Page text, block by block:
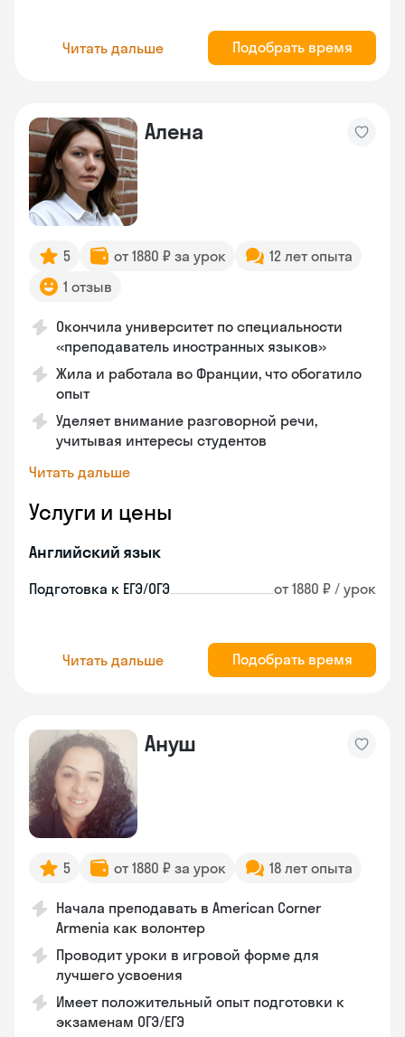
Читать дальше Подобрать время
Алена
5 от 1880 ₽ за урок
12 лет опыта
1 отзыв
Окончила университет по специальности
«преподаватель иностранных языков»
Жила и работала во Франции, что обогатило
опыт
Уделяет внимание разговорной речи,
учитывая интересы студентов
Читать дальше
Услуги и цены
Английский язык
Подготовка к ЕГЭ/ОГЭ от 1880 ₽ / урок
Читать дальше Подобрать время
Ануш
5 от 1880 ₽ за урок 18 лет опыта
Начала преподавать в American Corner
Armenia как волонтер
Проводит уроки в игровой форме для
лучшего усвоения
Имеет положительный опыт подготовки к
экзаменам ОГЭ/ЕГЭ